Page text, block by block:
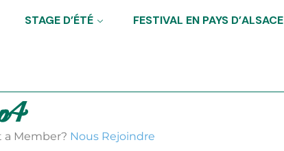
STAGE D’ÉTÉ FESTIVAL EN PAYS D’ALSACE
a Member? Nous Rejoindre